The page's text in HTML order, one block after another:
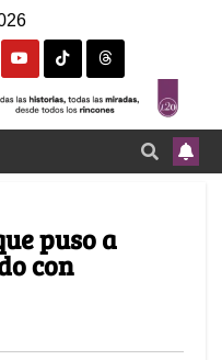
puso a
con